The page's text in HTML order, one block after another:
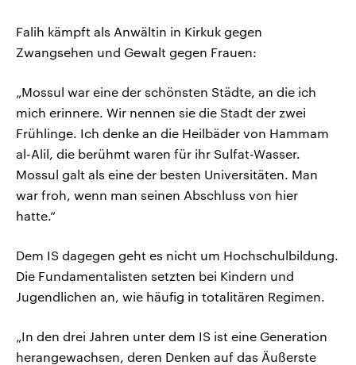
Falih kämpft als Anwältin in Kirkuk gegen
Zwangsehen und Gewalt gegen Frauen:
„Mossul war eine der schönsten Städte, an die ich
mich erinnere. Wir nennen sie die Stadt der zwei
Frühlinge. Ich denke an die Heilbäder von Hammam
al-Alil, die berühmt waren für ihr Sulfat-Wasser.
Mossul galt als eine der besten Universitäten. Man
war froh, wenn man seinen Abschluss von hier
hatte.“
Dem IS dagegen geht es nicht um Hochschulbildung.
Die Fundamentalisten setzten bei Kindern und
Jugendlichen an, wie häufig in totalitären Regimen.
„In den drei Jahren unter dem IS ist eine Generation
herangewachsen, deren Denken auf das Äußerste